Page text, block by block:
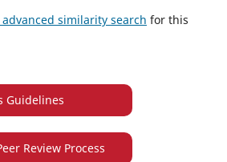
similarity search for this
Guidelines
Review Process